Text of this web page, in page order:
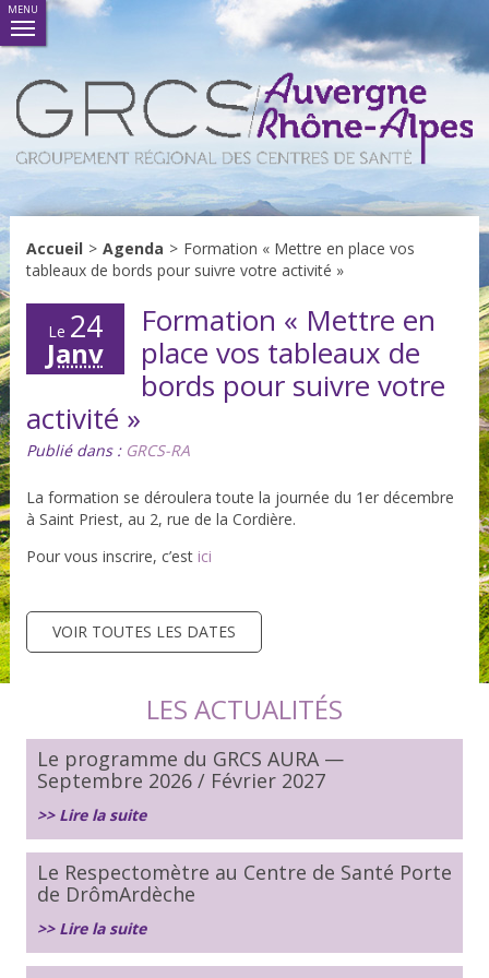
MENU
Accueil > Agenda > Formation « Mettre en place vos
tableaux de bords pour suivre votre activité »
Le 24
Janv
Formation « Mettre en
place vos tableaux de
bords pour suivre votre
activité »
Publié dans : GRCS-RA
La formation se déroulera toute la journée du 1er décembre
à Saint Priest, au 2, rue de la Cordière.
Pour vous inscrire, c’estici
VOIR TOUTES LES DATES
LES ACTUALITÉS
Le programme du GRCS AURA —
Septembre 2026 / Février 2027
>> Lire la suite
Le Respectomètre au Centre de Santé Porte
de DrômArdèche
>> Lire la suite